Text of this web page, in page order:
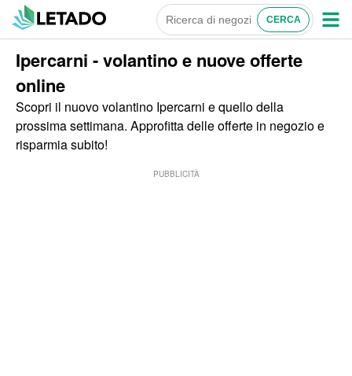
Ipercarni - volantino e nuove offerte
online
Scopri il nuovo volantino Ipercarni e quello della
prossima settimana. Approfitta delle offerte in negozio e
risparmia subito!
PUBBLICITÀ